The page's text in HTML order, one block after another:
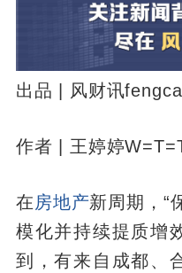
出品 | 风财讯
作者 | 王婷婷
在 房地产新周期，“
模化并持续提质增
到，有来自成都、